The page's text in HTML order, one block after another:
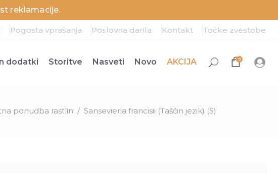
reklamacije.
Pogosta vprašanja Poslovna darila Kontakt Točke zvestobe
dodatki Storitve Nasveti Novo AKCIJA 0
ponudba rastlin / Sansevieria francisii (Taščin jezik) (S)